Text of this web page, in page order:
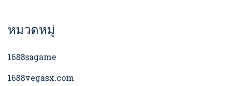
หมวดหมู่
1688sagame
1688vegasx.com